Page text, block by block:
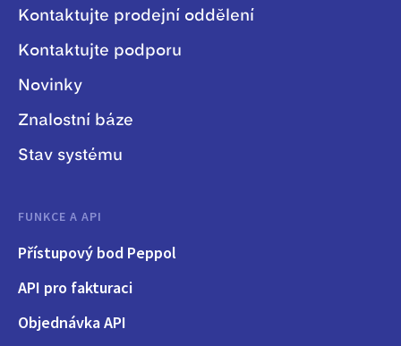
Kontaktujte prodejní oddělení
Kontaktujte podporu
Novinky
Znalostní báze
Stav systému
FUNKCE A API
Přístupový bod Peppol
API pro fakturaci
Objednávka API